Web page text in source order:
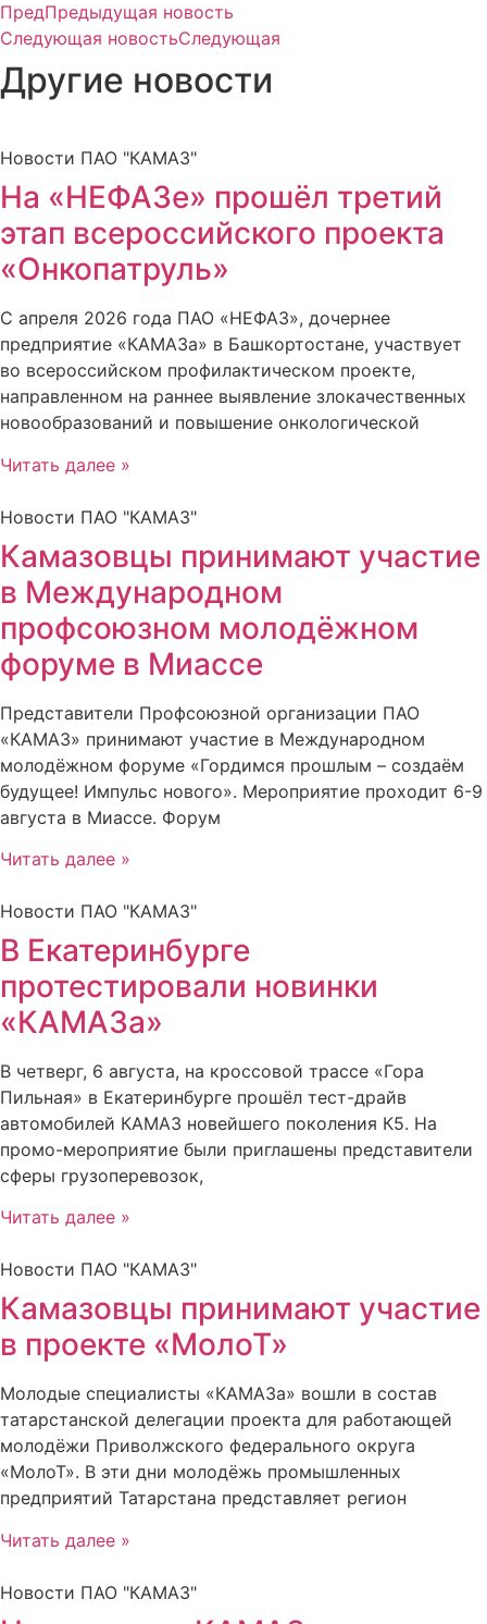
ПредПредыдущая новость
Следующая новостьСледующая
Другие новости
Новости ПАО "КАМАЗ"
На «НЕФАЗе» прошёл третий
этап всероссийского проекта
«Онкопатруль»
С апреля 2026 года ПАО «НЕФАЗ», дочернее
предприятие «КАМАЗа» в Башкортостане, участвует
во всероссийском профилактическом проекте,
направленном на раннее выявление злокачественных
новообразований и повышение онкологической
Читать далее »
Новости ПАО "КАМАЗ"
Камазовцы принимают участие
в Международном
профсоюзном молодёжном
форуме в Миассе
Представители Профсоюзной организации ПАО
«КАМАЗ» принимают участие в Международном
молодёжном форуме «Гордимся прошлым – создаём
будущее! Импульс нового». Мероприятие проходит 6-9
августа в Миассе. Форум
Читать далее »
Новости ПАО "КАМАЗ"
В Екатеринбурге
протестировали новинки
«КАМАЗа»
В четверг, 6 августа, на кроссовой трассе «Гора
Пильная» в Екатеринбурге прошёл тест-драйв
автомобилей КАМАЗ новейшего поколения К5. На
промо-мероприятие были приглашены представители
сферы грузоперевозок,
Читать далее »
Новости ПАО "КАМАЗ"
Камазовцы принимают участие
в проекте «МолоТ»
Молодые специалисты «КАМАЗа» вошли в состав
татарстанской делегации проекта для работающей
молодёжи Приволжского федерального округа
«МолоТ». В эти дни молодёжь промышленных
предприятий Татарстана представляет регион
Читать далее »
Новости ПАО "КАМАЗ"